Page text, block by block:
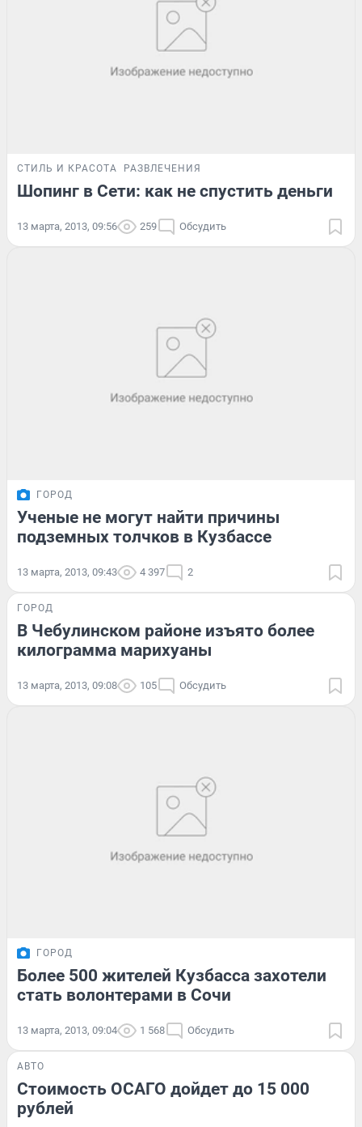
СТИЛЬ И КРАСОТА РАЗВЛЕЧЕНИЯ
Шопинг в Сети: как не спустить деньги
13 марта, 2013, 09:56 259 Обсудить
ГОРОД
Ученые не могут найти причины
подземных толчков в Кузбассе
13 марта, 2013, 09:43 4 397 2
ГОРОД
В Чебулинском районе изъято более
килограмма марихуаны
13 марта, 2013, 09:08 105 Обсудить
ГОРОД
Более 500 жителей Кузбасса захотели
стать волонтерами в Сочи
13 марта, 2013, 09:04 1 568 Обсудить
АВТО
Стоимость ОСАГО дойдет до 15 000
рублей